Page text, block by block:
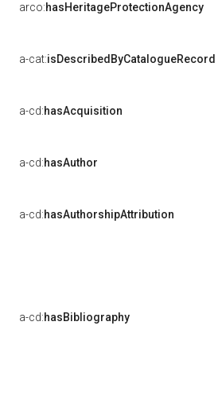
arco:hasHeritageProtectionAgency
a-cat:isDescribedByCatalogueRecord
a-cd:hasAcquisition
a-cd:hasAuthor
a-cd:hasAuthorshipAttribution
a-cd:hasBibliography